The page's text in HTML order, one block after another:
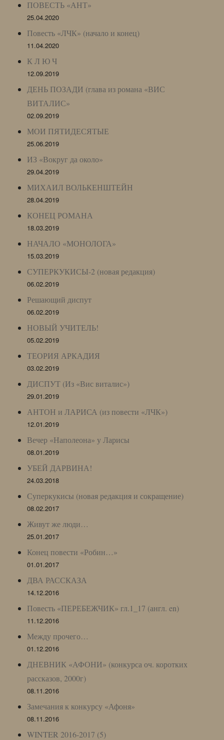
ПОВЕСТЬ «АНТ»
25.04.2020
Повесть «ЛЧК» (начало и конец)
11.04.2020
К Л Ю Ч
12.09.2019
ДЕНЬ ПОЗАДИ (глава из романа «ВИС
ВИТАЛИС»
02.09.2019
МОИ ПЯТИДЕСЯТЫЕ
25.06.2019
ИЗ «Вокруг да около»
29.04.2019
МИХАИЛ ВОЛЬКЕНШТЕЙН
28.04.2019
КОНЕЦ РОМАНА
18.03.2019
НАЧАЛО «МОНОЛОГА»
15.03.2019
СУПЕРКУКИСЫ-2 (новая редакция)
06.02.2019
Решающий диспут
06.02.2019
НОВЫЙ УЧИТЕЛЬ!
05.02.2019
ТЕОРИЯ АРКАДИЯ
03.02.2019
ДИСПУТ (Из «Вис виталис»)
29.01.2019
АНТОН и ЛАРИСА (из повести «ЛЧК»)
12.01.2019
Вечер «Наполеона» у Ларисы
08.01.2019
УБЕЙ ДАРВИНА!
24.03.2018
Суперкукисы (новая редакция и сокращение)
08.02.2017
Живут же люди…
25.01.2017
Конец повести «Робин…»
01.01.2017
ДВА РАССКАЗА
14.12.2016
Повесть «ПЕРЕБЕЖЧИК» гл.1_17 (англ. en)
11.12.2016
Между прочего…
01.12.2016
ДНЕВНИК «АФОНИ» (конкурса оч. коротких
рассказов, 2000г)
08.11.2016
Замечания к конкурсу «Афоня»
08.11.2016
WINTER 2016-2017 (5)